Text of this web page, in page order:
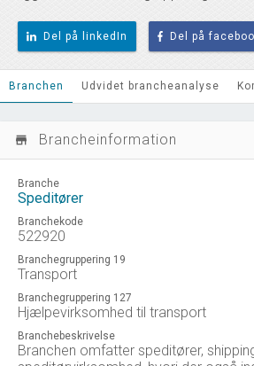
Del på linkedIn Del på
Branchen Udvidet brancheanalyse
store_mall_directory Brancheinformation
Branche
Speditører
Branchekode
522920
Branchegruppering 19
Transport
Branchegruppering 127
Hjælpevirksomhed til transport
Branchebeskrivelse
Branchen omfatter speditører,